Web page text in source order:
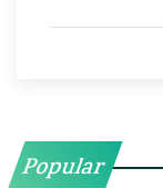
Popular